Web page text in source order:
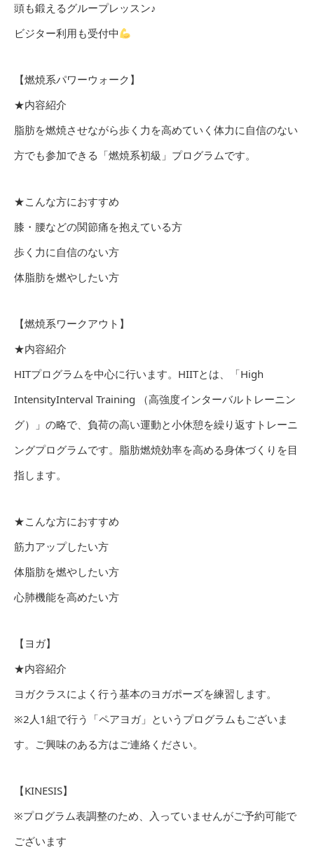
頭も鍛えるグループレッスン♪
ビジター利用も受付中
【燃焼系パワーウォーク】
★内容紹介
脂肪を燃焼させながら歩く力を高めていく体力に自信のない
方でも参加できる「燃焼系初級」プログラムです。
★こんな方におすすめ
膝・腰などの関節痛を抱えている方
歩く力に自信のない方
体脂肪を燃やしたい方
【燃焼系ワークアウト】
★内容紹介
HITプログラムを中心に行います。HIITとは、「High
IntensityInterval Training （高強度インターバルトレーニン
グ）」の略で、負荷の高い運動と小休憩を繰り返すトレーニ
ングプログラムです。脂肪燃焼効率を高める身体づくりを目
指します。
★こんな方におすすめ
筋力アップしたい方
体脂肪を燃やしたい方
心肺機能を高めたい方
【ヨガ】
★内容紹介
ヨガクラスによく行う基本のヨガポーズを練習します。
※2人1組で行う「ペアヨガ」というプログラムもございま
す。ご興味のある方はご連絡ください。
【KINESIS】
※プログラム表調整のため、入っていませんがご予約可能で
ございます